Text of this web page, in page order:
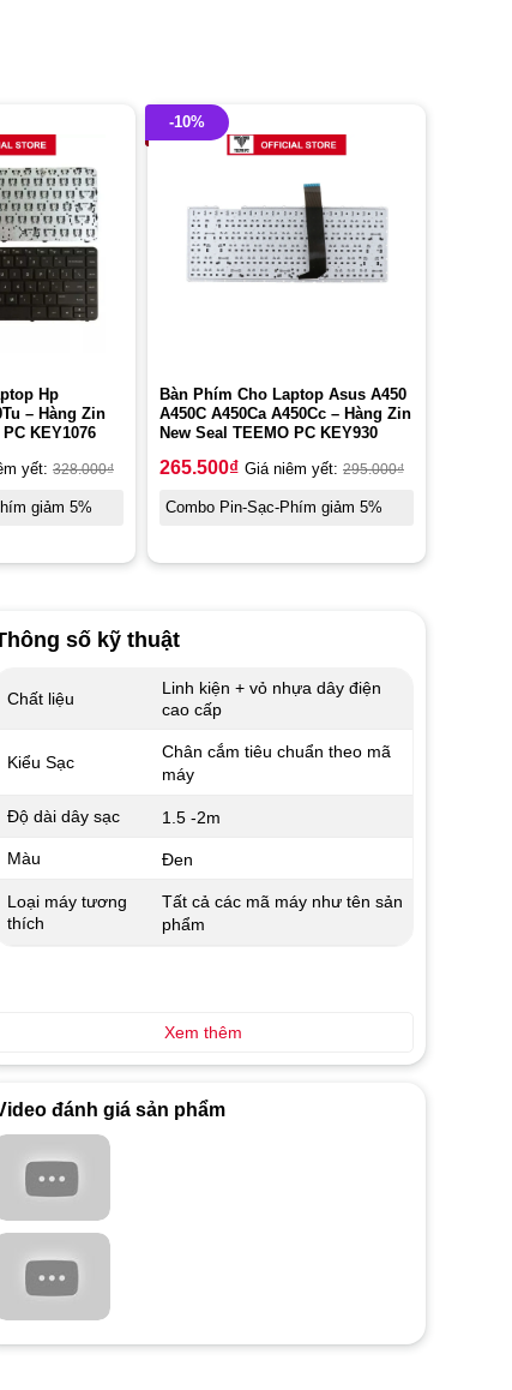
Hp
– Hàng Zin
KEY1076
yết: 328.000₫
giảm 5%
-10%
Bàn Phím Cho Laptop Asus A450
A450C A450Ca A450Cc – Hàng Zin
New Seal TEEMO PC KEY930
265.500₫ Giá niêm yết: 295.000₫
Combo Pin-Sạc-Phím giảm 5%
số kỹ thuật
Chất liệu
Linh kiện + vỏ nhựa dây điện
cao cấp
Kiểu Sạc
Chân cắm tiêu chuẩn theo mã
máy
Độ dài dây sạc 1.5 -2m
Màu Đen
Loại máy tương
thích
Tất cả các mã máy như tên sản
phẩm
Xem thêm
đánh giá sản phẩm